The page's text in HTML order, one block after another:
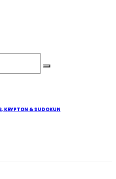
KRYPTON & SUDOKUN